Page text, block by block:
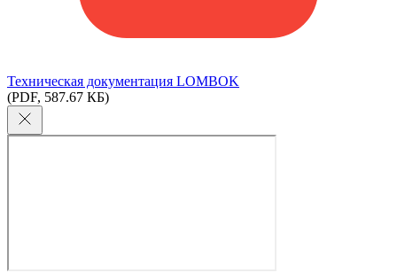
Техническая документация LOMBOK
(PDF, 587.67 КБ)